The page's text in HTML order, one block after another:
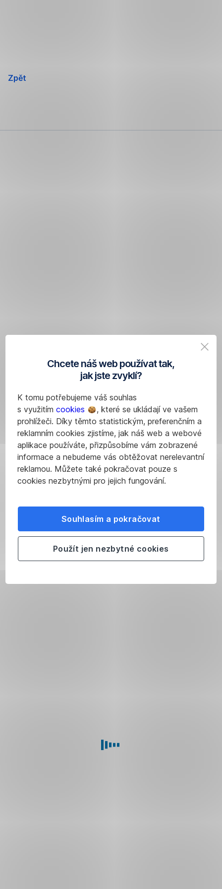
Chcete náš web používat tak,
jak jste zvyklí?
K tomu potřebujeme váš souhlas
s využitím cookies
, které se ukládají ve vašem
prohlížeči. Díky těmto statistickým, preferenčním a
reklamním cookies zjistíme, jak náš web a webové
aplikace používáte, přizpůsobíme vám zobrazené
informace a nebudeme vás obtěžovat nerelevantní
reklamou. Můžete také pokračovat pouze s
cookies nezbytnými pro jejich fungování.
Souhlasím a pokračovat
Použít jen nezbytné cookies
Zpět